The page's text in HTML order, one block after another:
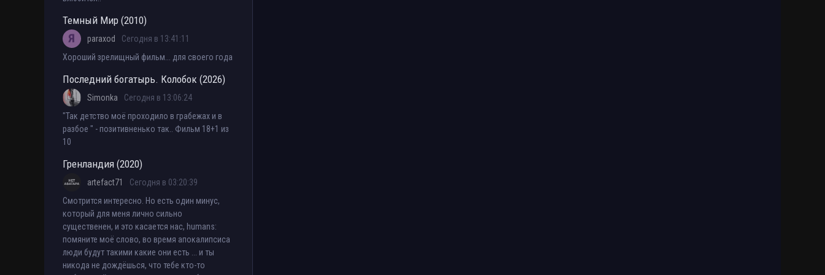
Темный Мир (2010)
paraxod
Сегодня в 13:41:11
Хороший зрелищный фильм... для своего года
Последний богатырь. Колобок (2026)
Simonka
Сегодня в 13:06:24
"Так детство моё проходило в грабежах и в
разбое " - позитивненько так.. Фильм 18+1 из
10
Гренландия (2020)
artefact71
Сегодня в 03:20:39
Смотрится интересно. Но есть один минус,
который для меня лично сильно
существенен, и это касается нас, humans:
помяните моё слово, во время апокалипсиса
люди будут такими какие они есть ... и ты
никода не дождёшься, что тебе кто-то